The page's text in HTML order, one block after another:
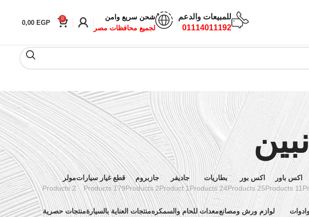
للمبيعات والدعم
01114011192
شحن سريع وامن
لجميع محافظات مصر
0
0,00 EGP
اكس باور
11 Products
اكس بور
25 Products
بطاريات
24 Products
جاديفر
1 Product
جازبروم
2 Products
قطع غيار سيارات
179 Products
مولر
2 Products
لوازم ورش ومصانعمعدات للحام والسمكرهمنتجات العناية بالسيارةمنتجات حصرية